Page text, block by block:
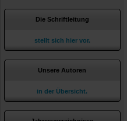
Die Schriftleitung
stellt sich hier vor.
Unsere Autoren
in der Übersicht.